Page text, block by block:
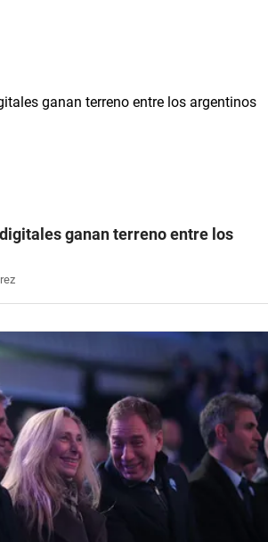
ganan terreno entre los